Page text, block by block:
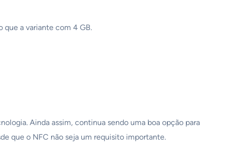
que a variante com 4 GB.
Ainda assim, continua sendo uma boa opção para
que o NFC não seja um requisito importante.